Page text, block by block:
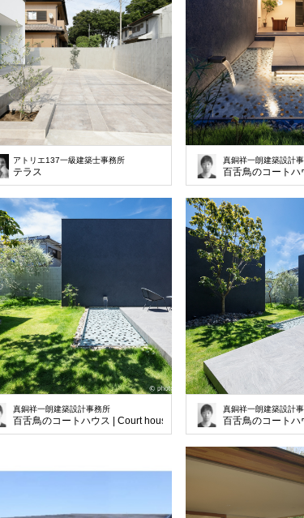
アトリエ137一級建築士事務所
テラス
真銅祥一朗建築設計
百舌鳥のコートハ
真銅祥一朗建築設計事務所
百舌鳥のコートハウス | Court house in Hozu
真銅祥一朗建築設計
百舌鳥のコートハ